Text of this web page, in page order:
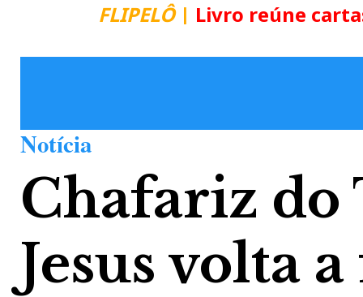
FLIPELÔ| Livro reúne
Notícia
Chafariz do
Jesus volta